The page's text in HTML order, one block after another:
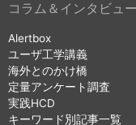
コラム＆インタビュー
Alertbox
ユーザ工学講義
海外とのかけ橋
定量アンケート調査
実践HCD
キーワード別記事一覧